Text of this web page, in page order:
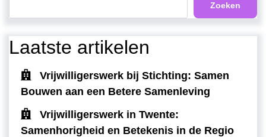
Zoeken
Laatste artikelen
Vrijwilligerswerk bij Stichting: Samen
Bouwen aan een Betere Samenleving
Vrijwilligerswerk in Twente:
Samenhorigheid en Betekenis in de Regio